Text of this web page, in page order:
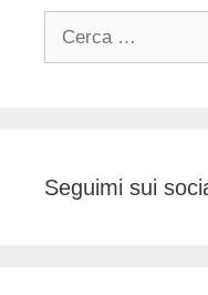
Seguimi sui